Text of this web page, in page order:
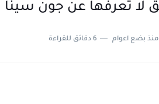
منذ بضع اعوام 6 دقائق للقراءة